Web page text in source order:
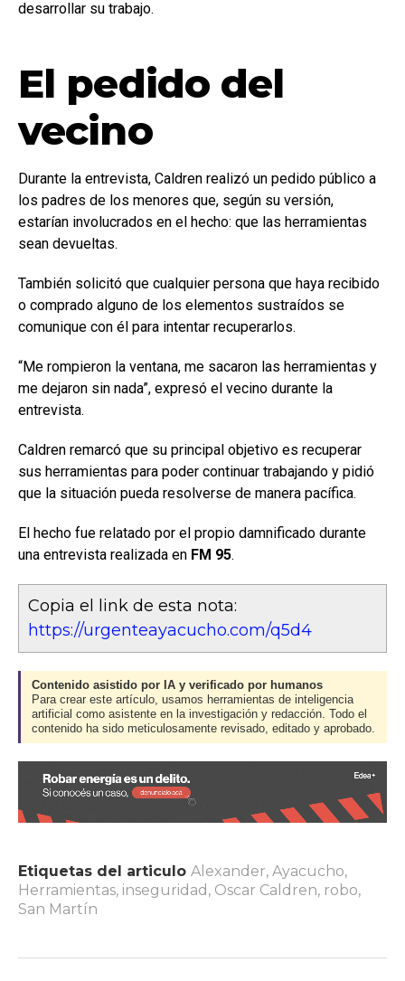
desarrollar su trabajo.
El pedido del
vecino
Durante la entrevista, Caldren realizó un pedido público a
los padres de los menores que, según su versión,
estarían involucrados en el hecho: que las herramientas
sean devueltas.
También solicitó que cualquier persona que haya recibido
o comprado alguno de los elementos sustraídos se
comunique con él para intentar recuperarlos.
“Me rompieron la ventana, me sacaron las herramientas y
me dejaron sin nada”, expresó el vecino durante la
entrevista.
Caldren remarcó que su principal objetivo es recuperar
sus herramientas para poder continuar trabajando y pidió
que la situación pueda resolverse de manera pacífica.
El hecho fue relatado por el propio damnificado durante
una entrevista realizada en FM 95.
Copia el link de esta nota:
https://urgenteayacucho.com/q5d4
Contenido asistido por IA y verificado por humanos
Para crear este artículo, usamos herramientas de inteligencia
artificial como asistente en la investigación y redacción. Todo el
contenido ha sido meticulosamente revisado, editado y aprobado.
Etiquetas del articulo Alexander, Ayacucho,
Herramientas, inseguridad , Oscar Caldren, robo,
San Martín